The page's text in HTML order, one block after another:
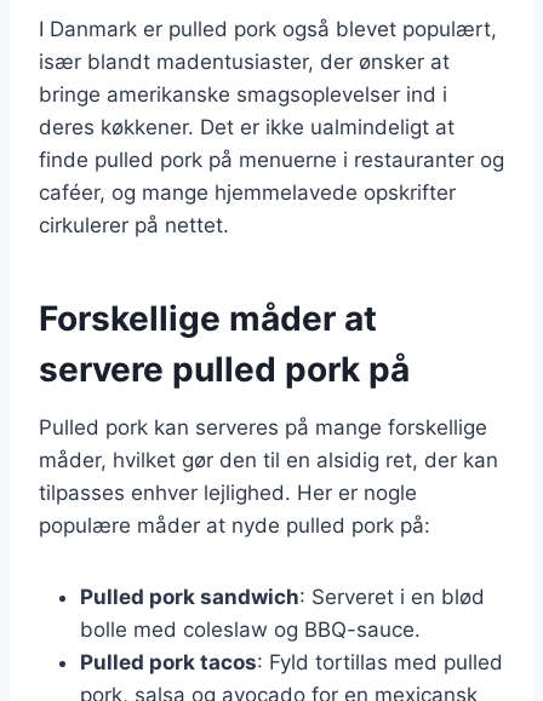
I Danmark er pulled pork også blevet populært,
især blandt madentusiaster, der ønsker at
bringe amerikanske smagsoplevelser ind i
deres køkkener. Det er ikke ualmindeligt at
finde pulled pork på menuerne i restauranter og
caféer, og mange hjemmelavede opskrifter
cirkulerer på nettet.
Forskellige måder at
servere pulled pork på
Pulled pork kan serveres på mange forskellige
måder, hvilket gør den til en alsidig ret, der kan
tilpasses enhver lejlighed. Her er nogle
populære måder at nyde pulled pork på:
Pulled pork sandwich: Serveret i en blød
bolle med coleslaw og BBQ-sauce.
Pulled pork tacos: Fyld tortillas med pulled
pork, salsa og avocado for en mexicansk